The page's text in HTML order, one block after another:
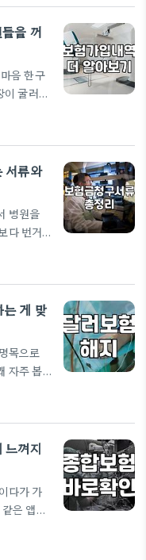
많습니다.
접 여러
고르는
주는 통
용합니
사별로
을 꺼
음 한구
굴러다
도 사
져나가겠
에 가입
지조차
험 증권
에 설계
쓰고
서류와
병원을
다 번거
나오면
기본적
니다. 카
과에서
료비 세
부내역
사를
게 맞
목으로
자주 봅
품을 진
순히 원
한 불안
것이라
하게 되
현실적
보험
느껴지
다가 가
은 앱을
하고